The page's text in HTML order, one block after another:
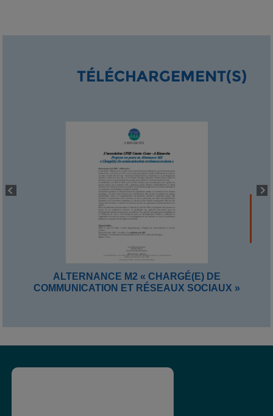
TÉLÉCHARGEMENT(S)
ALTERNANCE M2 « CHARGÉ(E) DE
COMMUNICATION ET RÉSEAUX SOCIAUX »